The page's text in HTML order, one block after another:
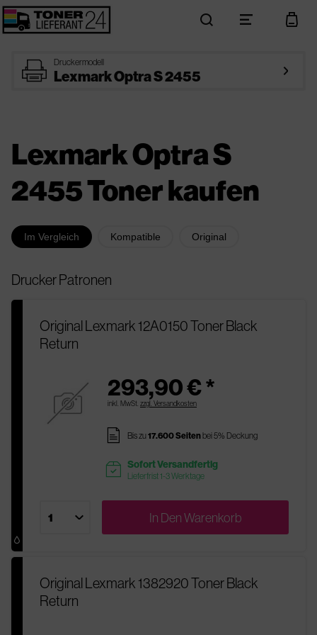
search menu cart
printer Druckermodell
Lexmark Optra S 2455 arrow_right
Lexmark Optra S
2455 Toner kaufen
Im Vergleich Kompatible Original
Drucker Patronen
Original Lexmark 12A0150 Toner Black
Return
293,90 € *
inkl. MwSt. zzgl. Versandkosten
pages Bis zu17.600 Seitenbei 5% Deckung
readytoship Sofort Versandfertig
Lieferfrist 1-3 Werktage
In DenWarenkorb
Original Lexmark 1382920 Toner Black
Return